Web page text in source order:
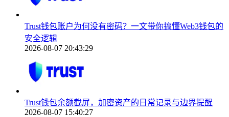
Trust钱包账户为何没有密码？一文带你搞懂Web3钱包的
安全逻辑
2026-08-07 20:43:29
Trust钱包余额截屏，加密资产的日常记录与边界提醒
2026-08-07 15:40:27